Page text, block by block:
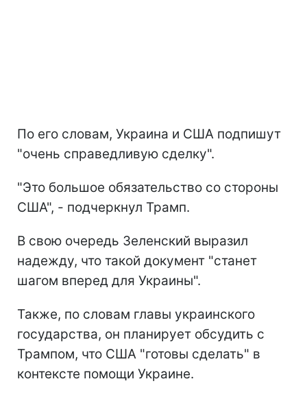
По его словам, Украина и США подпишут
"очень справедливую сделку".
"Это большое обязательство со стороны
США", - подчеркнул Трамп.
В свою очередь Зеленский выразил
надежду, что такой документ "станет
шагом вперед для Украины".
Также, по словам главы украинского
государства, он планирует обсудить с
Трампом, что США "готовы сделать" в
контексте помощи Украине.